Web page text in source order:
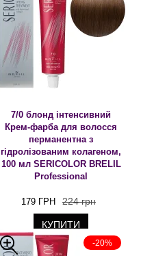
7/0 блонд інтенсивний
Крем-фарба для волосся
перманентна з
гідролізованим колагеном,
100 мл SERICOLOR BRELIL
Professional
179 ГРН 224 грн
КУПИТИ
-20%